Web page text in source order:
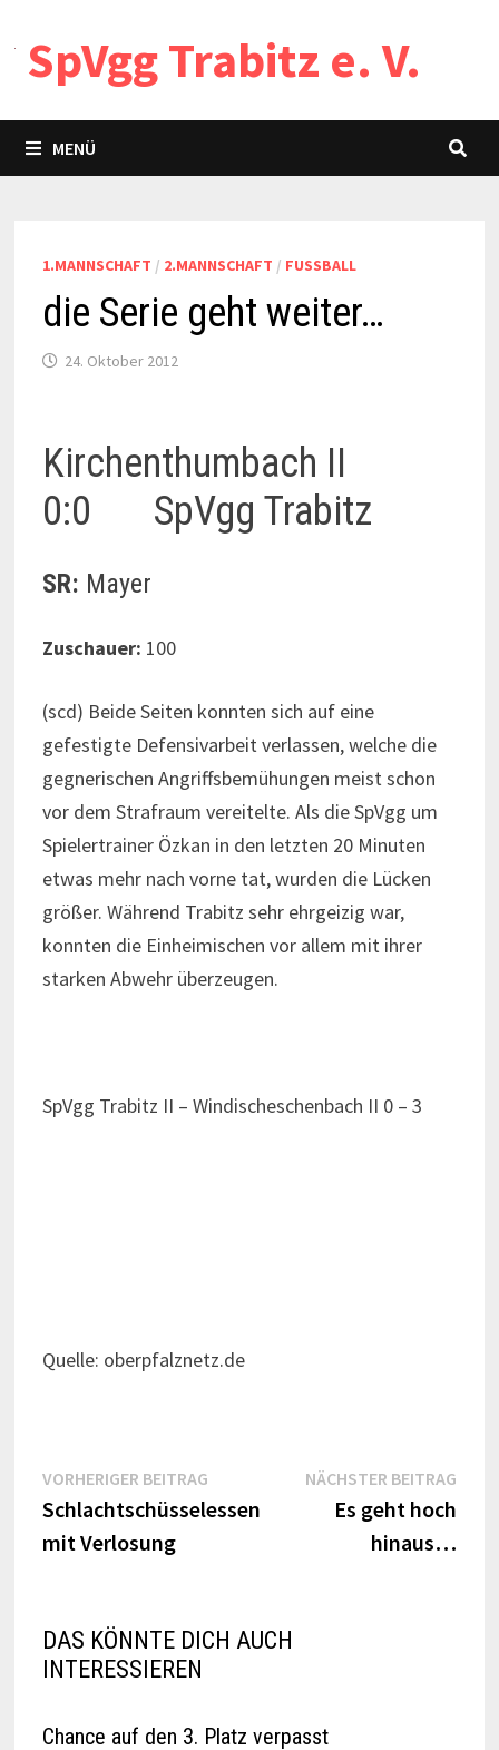
Inhalt
springen
SpVgg Trabitz e. V.
MENÜ
1.MANNSCHAFT / 2.MANNSCHAFT / FUSSBALL
die Serie geht weiter…
24. Oktober 2012
Kirchenthumbach II
0:0 SpVgg Trabitz
SR: Mayer
Zuschauer: 100
(scd) Beide Seiten konnten sich auf eine
gefestigte Defensivarbeit verlassen, welche die
gegnerischen Angriffsbemühungen meist schon
vor dem Strafraum vereitelte. Als die SpVgg um
Spielertrainer Özkan in den letzten 20 Minuten
etwas mehr nach vorne tat, wurden die Lücken
größer. Während Trabitz sehr ehrgeizig war,
konnten die Einheimischen vor allem mit ihrer
starken Abwehr überzeugen.
SpVgg Trabitz II – Windischeschenbach II 0 – 3
Quelle: oberpfalznetz.de
Beitragsnavigation
VORHERIGER BEITRAGVorheriger
Beitrag:
Schlachtschüsselessen
mit Verlosung
NÄCHSTER BEITRAG
Es geht hoch
hinaus…
DAS KÖNNTE DICH AUCH
INTERESSIEREN
Chance auf den 3. Platz verpasst